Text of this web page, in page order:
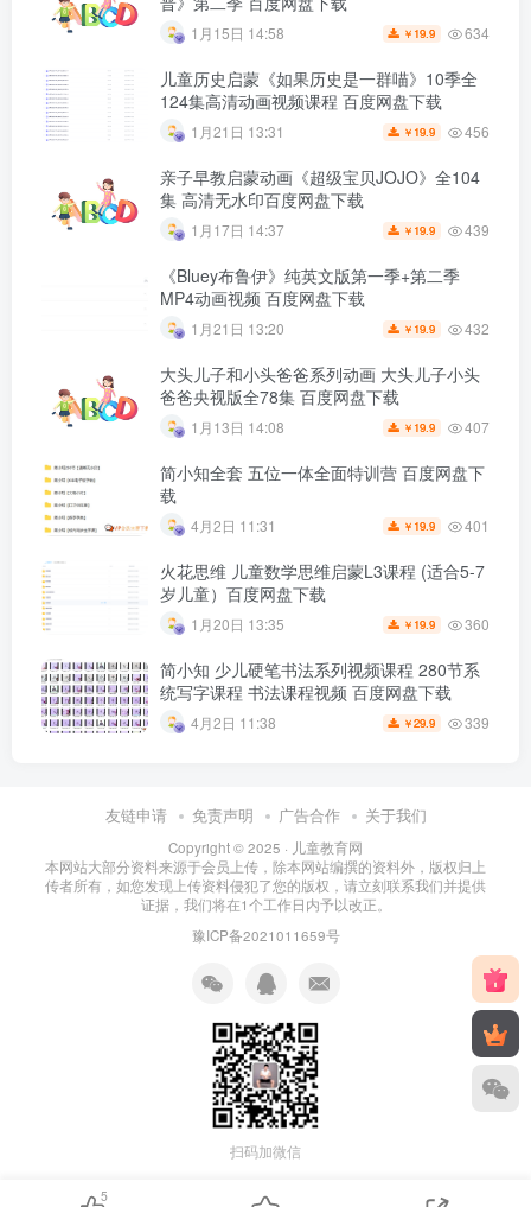
1月15日 14:58 ￥ 19.9 634
儿童历史启蒙《如果历史是一群喵》10季全
124集高清动画视频课程 百度网盘下载
1月21日 13:31 ￥ 19.9 456
亲子早教启蒙动画《超级宝贝JOJO》全104
集 高清无水印百度网盘下载
1月17日 14:37 ￥ 19.9 439
《Bluey布鲁伊》纯英文版第一季+第二季
MP4动画视频 百度网盘下载
1月21日 13:20 ￥ 19.9 432
大头儿子和小头爸爸系列动画 大头儿子小头
爸爸央视版全78集 百度网盘下载
1月13日 14:08 ￥ 19.9 407
简小知全套 五位一体全面特训营 百度网盘下
载
4月2日 11:31 ￥ 19.9 401
火花思维 儿童数学思维启蒙L3课程 (适合5-7
岁儿童）百度网盘下载
1月20日 13:35 ￥ 19.9 360
简小知 少儿硬笔书法系列视频课程 280节系
统写字课程 书法课程视频 百度网盘下载
4月2日 11:38 ￥29.9 339
友链申请 免责声明 广告合作 关于我们
Copyright © 2025 · 儿童教育网
本网站大部分资料来源于会员上传，除本网站编撰的资料外，版权归上
传者所有，如您发现上传资料侵犯了您的版权，请立刻联系我们并提供
证据，我们将在1个工作日内予以改正。
豫ICP备2021011659号
扫码加微信
5